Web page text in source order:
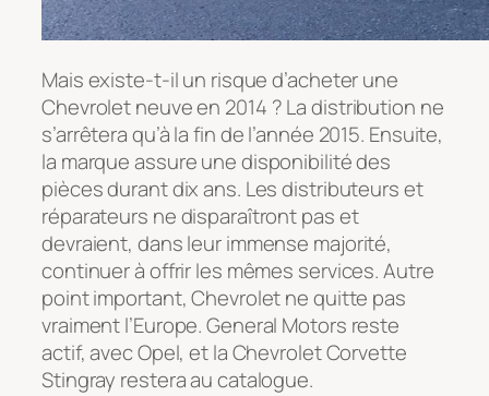
Mais existe-t-il un risque d’acheter une
Chevrolet neuve en 2014 ? La distribution ne
s’arrêtera qu’à la fin de l’année 2015. Ensuite,
la marque assure une disponibilité des
pièces durant dix ans. Les distributeurs et
réparateurs ne disparaîtront pas et
devraient, dans leur immense majorité,
continuer à offrir les mêmes services. Autre
point important, Chevrolet ne quitte pas
vraiment l’Europe. General Motors reste
actif, avec Opel, et la Chevrolet Corvette
Stingray restera au catalogue.